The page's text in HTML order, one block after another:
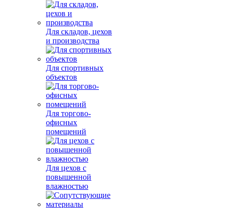
Для складов, цехов
и производства
Для спортивных
объектов
Для торгово-
офисных
помещений
Для цехов с
повышенной
влажностью